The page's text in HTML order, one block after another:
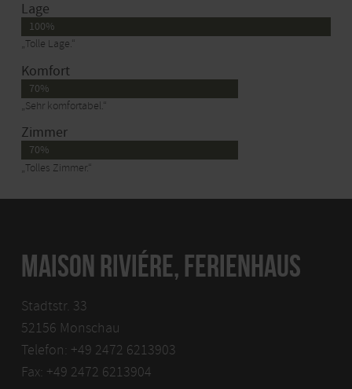
Lage
100%
„Tolle Lage.“
Komfort
70%
„Sehr komfortabel.“
Zimmer
70%
„Tolles Zimmer.“
MAISON RIVIÉRE, FERIENHAUS
Stadtstr. 33
52156 Monschau
Telefon: +49 2472 6213903
Fax: +49 2472 6213904